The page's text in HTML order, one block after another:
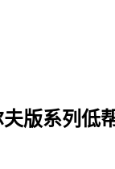
版系列低